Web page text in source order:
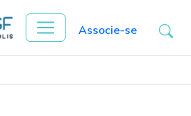
Associe-se